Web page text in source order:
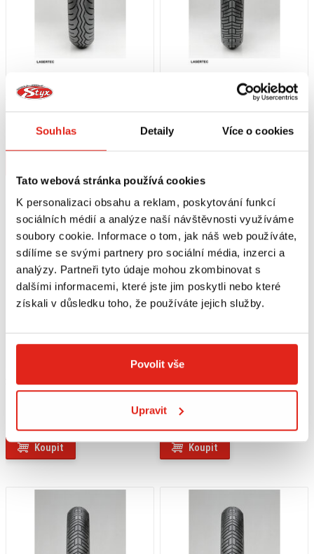
Souhlas Detaily Více o cookies
Tato webová stránka používá cookies
K personalizaci obsahu a reklam, poskytování funkcí
sociálních médií a analýze naší návštěvnosti využíváme
soubory cookie. Informace o tom, jak náš web používáte,
sdílíme se svými partnery pro sociální média, inzerci a
analýzy. Partneři tyto údaje mohou zkombinovat s
dalšími informacemi, které jste jim poskytli nebo které
získali v důsledku toho, že používáte jejich služby.
Povolit vše
Upravit
3 669 Kč s DPH
METZELER LASERTEC PNEUMATIKA
130/80 V 18 M/C (66V) TL R
METZELER LASERTEC PNEUMATIKA
90/90 - 21 M/C 54H TL F
2 609 Kč
METZELER LASERTEC PNEUMATIKA
Na objednávku
Koupit
METZELER LASERTEC PNEUMATIKA
120/80 VB 16 M/C (60V) TL F
Na objednávku
Koupit